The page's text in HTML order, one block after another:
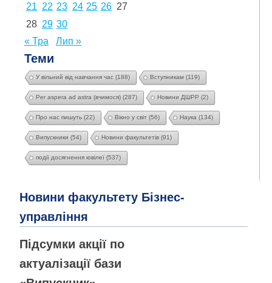
21 22 23 24 25 26 27
28 29 30
« Тра
Лип »
Теми
У вільний від навчання час (188) Вступникам (119)
Per aspera ad astra (вчимося) (287) Новини ДШРР (2)
Про нас пишуть (22) Вікно у світ (56) Наука (134)
Випускники (54) Новини факультетів (91)
події досягнення ювілеї (537)
Новини факультету Бізнес-
управління
Підсумки акції по
актуалізації бази